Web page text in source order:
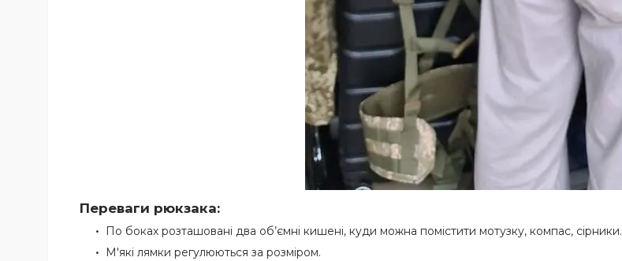
Переваги рюкзака:
По боках розташовані два об’ємні кишені, куди можна помістити мотузку, компас, сірники.
М'які лямки регулюються за розміром.